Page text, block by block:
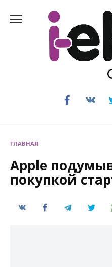
содержанию
ГЛАВНАЯ
Apple
покупкой